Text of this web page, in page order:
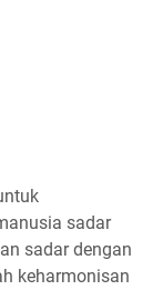
sadar
sadar dengan
keharmonisan